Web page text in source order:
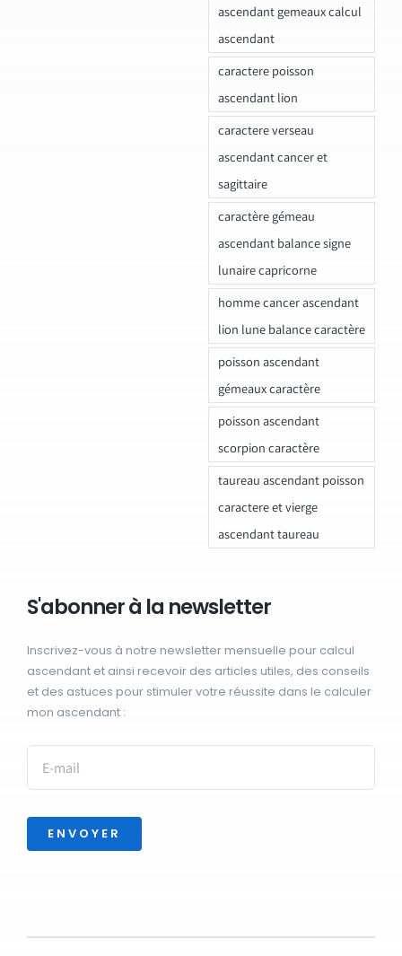
ascendant gemeaux calcul
ascendant
caractere poisson
ascendant lion
caractere verseau
ascendant cancer et
sagittaire
caractère gémeau
ascendant balance signe
lunaire capricorne
homme cancer ascendant
lion lune balance caractère
poisson ascendant
gémeaux caractère
poisson ascendant
scorpion caractère
taureau ascendant poisson
caractere et vierge
ascendant taureau
S'abonner à la newsletter
Inscrivez-vous à notre newsletter mensuelle pour calcul
ascendant et ainsi recevoir des articles utiles, des conseils
et des astuces pour stimuler votre réussite dans le calculer
mon ascendant :
ENVOYER